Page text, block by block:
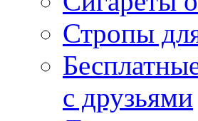
Стропы
с друзьями